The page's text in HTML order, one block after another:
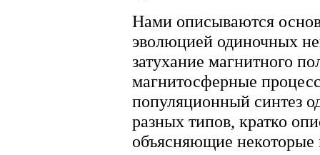
Нами описываются
эволюцией одиночных
затухание магнитного
магнитосферные
популяционный синтез
разных типов, кратко
объясняющие